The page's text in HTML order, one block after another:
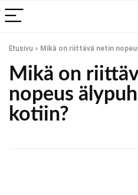
Etusivu » Mikä on riittävä netin
Mikä on
nopeus
kotiin?